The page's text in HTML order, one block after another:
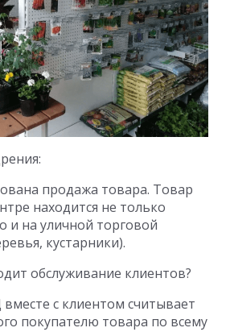
продажа товара. Товар
находится не только
и на уличной торговой
кустарники).
обслуживание клиентов?
с клиентом считывает
покупателю товара по всему